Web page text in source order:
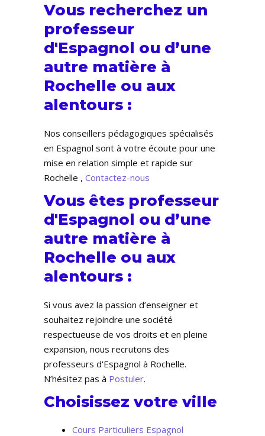
Vous recherchez un
professeur
d'Espagnol ou d’une
autre matière à
Rochelle ou aux
alentours :
Nos conseillers pédagogiques spécialisés
en Espagnol sont à votre écoute pour une
mise en relation simple et rapide sur
Rochelle , Contactez-nous
Vous êtes professeur
d'Espagnol ou d’une
autre matière à
Rochelle ou aux
alentours :
Si vous avez la passion d’enseigner et
souhaitez rejoindre une société
respectueuse de vos droits et en pleine
expansion, nous recrutons des
professeurs d'Espagnol à Rochelle.
N’hésitez pas à Postuler.
Choisissez votre ville
Cours Particuliers Espagnol